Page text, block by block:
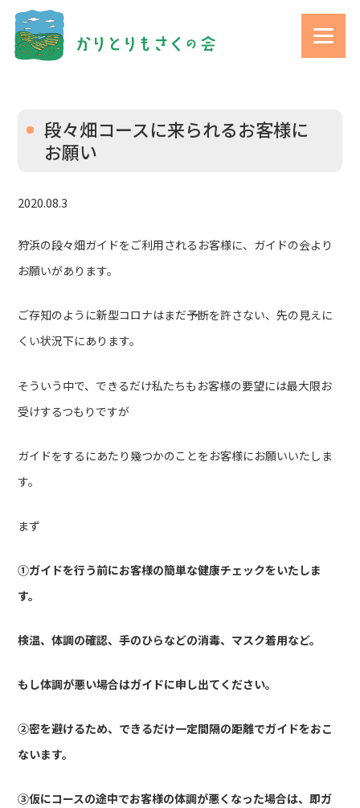
段々畑コースに来られるお客様に
お願い
2020.08.3
狩浜の段々畑ガイドをご利用されるお客様に、ガイドの会より
お願いがあります。
ご存知のように新型コロナはまだ予断を許さない、先の見えに
くい状況下にあります。
そういう中で、できるだけ私たちもお客様の要望には最大限お
受けするつもりですが
ガイドをするにあたり幾つかのことをお客様にお願いいたしま
す。
まず
①ガイドを行う前にお客様の簡単な健康チェックをいたしま
す。
検温、体調の確認、手のひらなどの消毒、マスク着用など。
もし体調が悪い場合はガイドに申し出てください。
②密を避けるため、できるだけ一定間隔の距離でガイドをおこ
ないます。
③仮にコースの途中でお客様の体調が悪くなった場合は、即ガ